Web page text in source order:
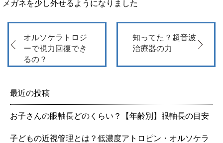
メガネを少し外せるようになりました
オルソケラトロジ
ーで視力回復でき
るの？
知ってた？超音波
治療器の力
最近の投稿
お子さんの眼軸長どのくらい？【年齢別】眼軸長の目安
子どもの近視管理とは？低濃度アトロピン・オルソケラ